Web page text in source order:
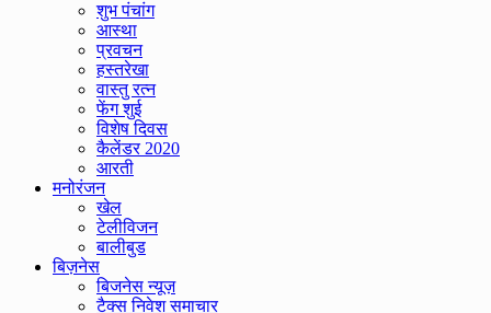
शुभ पंचांग
आस्था
प्रवचन
हस्तरेखा
वास्तु रत्न
फेंग शुई
विशेष दिवस
कैलेंडर 2020
आरती
मनोरंजन
खेल
टेलीविजन
बालीबुड
बिज़नेस
बिजनेस न्यूज़
टैक्स निवेश समाचार